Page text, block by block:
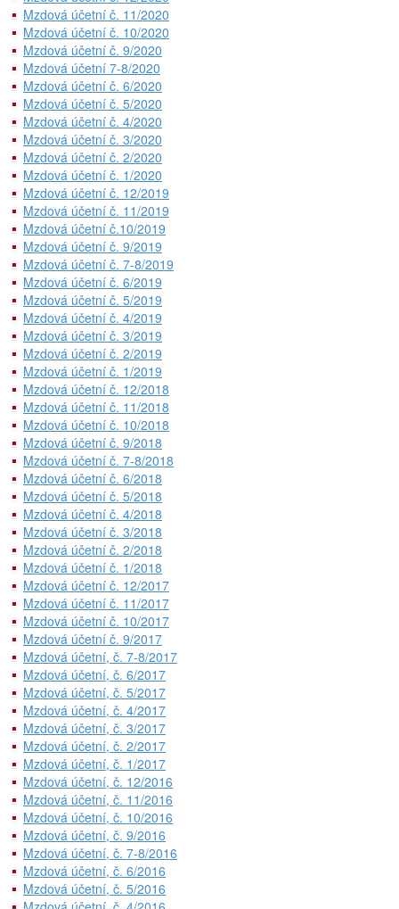
Mzdová účetní č. 11/2020
Mzdová účetní č. 10/2020
Mzdová účetní č. 9/2020
Mzdová účetní 7-8/2020
Mzdová účetní č. 6/2020
Mzdová účetní č. 5/2020
Mzdová účetní č. 4/2020
Mzdová účetní č. 3/2020
Mzdová účetní č. 2/2020
Mzdová účetní č. 1/2020
Mzdová účetní č. 12/2019
Mzdová účetní č. 11/2019
Mzdová účetní č.10/2019
Mzdová účetní č. 9/2019
Mzdová účetní č. 7-8/2019
Mzdová účetní č. 6/2019
Mzdová účetní č. 5/2019
Mzdová účetní č. 4/2019
Mzdová účetní č. 3/2019
Mzdová účetní č. 2/2019
Mzdová účetní č. 1/2019
Mzdová účetní č. 12/2018
Mzdová účetní č. 11/2018
Mzdová účetní č. 10/2018
Mzdová účetní č. 9/2018
Mzdová účetní č. 7-8/2018
Mzdová účetní č. 6/2018
Mzdová účetní č. 5/2018
Mzdová účetní č. 4/2018
Mzdová účetní č. 3/2018
Mzdová účetní č. 2/2018
Mzdová účetní č. 1/2018
Mzdová účetní č. 12/2017
Mzdová účetní č. 11/2017
Mzdová účetní č. 10/2017
Mzdová účetní č. 9/2017
Mzdová účetní, č. 7-8/2017
Mzdová účetní, č. 6/2017
Mzdová účetní, č. 5/2017
Mzdová účetní, č. 4/2017
Mzdová účetní, č. 3/2017
Mzdová účetní, č. 2/2017
Mzdová účetní, č. 1/2017
Mzdová účetní, č. 12/2016
Mzdová účetní, č. 11/2016
Mzdová účetní, č. 10/2016
Mzdová účetní, č. 9/2016
Mzdová účetní, č. 7-8/2016
Mzdová účetní, č. 6/2016
Mzdová účetní, č. 5/2016